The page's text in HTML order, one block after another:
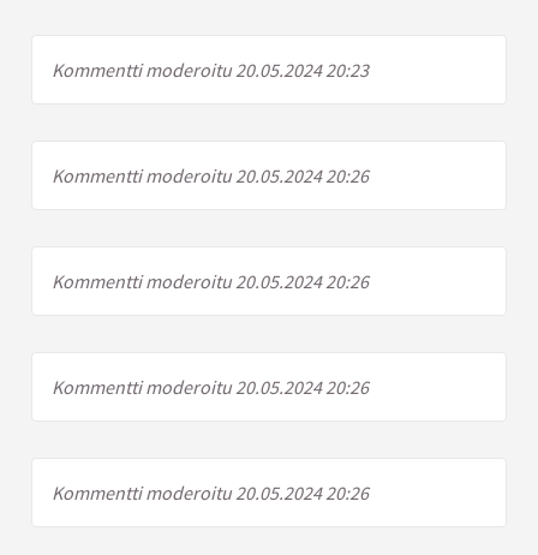
Kommentti moderoitu 20.05.2024 20:23
Kommentti moderoitu 20.05.2024 20:26
Kommentti moderoitu 20.05.2024 20:26
Kommentti moderoitu 20.05.2024 20:26
Kommentti moderoitu 20.05.2024 20:26